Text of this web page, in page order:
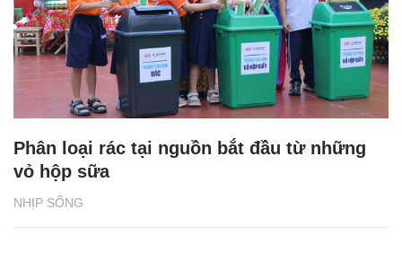
NHỊP SỐNG
Phân loại rác tại nguồn bắt đầu từ những
vỏ hộp sữa